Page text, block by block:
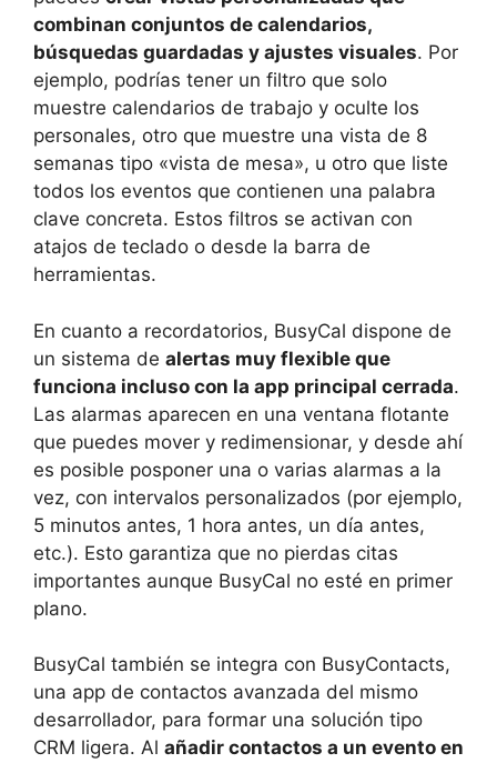
combinan conjuntos de calendarios,
búsquedas guardadas y ajustes visuales. Por
ejemplo, podrías tener un filtro que solo
muestre calendarios de trabajo y oculte los
personales, otro que muestre una vista de 8
semanas tipo «vista de mesa», u otro que liste
todos los eventos que contienen una palabra
clave concreta. Estos filtros se activan con
atajos de teclado o desde la barra de
herramientas.
En cuanto a recordatorios, BusyCal dispone de
un sistema de alertas muy flexible que
funciona incluso con la app principal cerrada.
Las alarmas aparecen en una ventana flotante
que puedes mover y redimensionar, y desde ahí
es posible posponer una o varias alarmas a la
vez, con intervalos personalizados (por ejemplo,
5 minutos antes, 1 hora antes, un día antes,
etc.). Esto garantiza que no pierdas citas
importantes aunque BusyCal no esté en primer
plano.
BusyCal también se integra con BusyContacts,
una app de contactos avanzada del mismo
desarrollador, para formar una solución tipo
CRM ligera. Al añadir contactos a un evento en